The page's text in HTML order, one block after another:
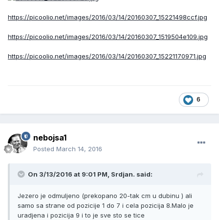
https://picoolio.net/images/2016/03/14/20160307_15221498ccf.jpg
https://picoolio.net/images/2016/03/14/20160307_1519504e109.jpg
https://picoolio.net/images/2016/03/14/20160307_15221170971.jpg
6
nebojsa1
Posted March 14, 2016
On 3/13/2016 at 9:01 PM, Srdjan. said:
Jezero je odmuljeno (prekopano 20-tak cm u dubinu ) ali
samo sa strane od pozicije 1 do 7 i cela pozicija 8.Malo je
uradjena i pozicija 9 i to je sve sto se tice